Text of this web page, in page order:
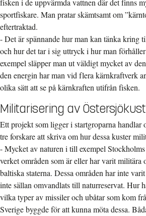
fisken i de uppvärmda vattnen där det finns
sportfiskare. Man pratar skämtsamt om
eftertraktad.
- Det är spännande hur man kan tänka
och hur det tar i sig uttryck i hur man
exempel släpper man ut väldigt mycket av
den energin har man vid flera kärnkraftverk
olika sätt att se på kärnkraften utifrån fisken.
Militarisering av
Ett projekt som ligger i startgroparna
tre forskare att skriva om hur dessa kuster
- Mycket av naturen i till exempel
verket områden som är eller har varit militära
baltiska staterna. Dessa områden har inte
inte sällan omvandlats till naturreservat. Hur
vilka typer av missiler och ubåtar som kom
Sverige byggde för att kunna möta dessa.